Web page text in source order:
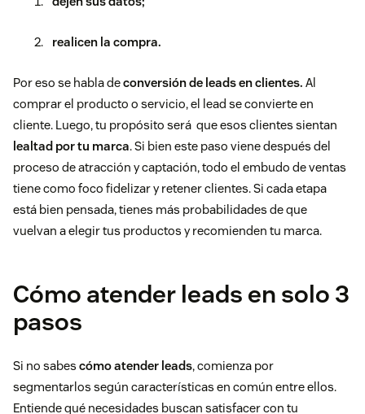
realicen la compra.
Por eso se habla deconversión de leads en clientes. Al
comprar el producto o servicio, el lead se convierte en
cliente. Luego, tu propósito será que esos clientes sientan
lealtad por tu marca. Si bien este paso viene después del
proceso de atracción y captación, todo el embudo de ventas
tiene como foco fidelizar y retener clientes. Si cada etapa
está bien pensada, tienes más probabilidades de que
vuelvan a elegir tus productos y recomienden tu marca.
Cómo atender leads en solo 3
pasos
Si no sabes cómo atender leads, comienza por
segmentarlos según características en común entre ellos.
Entiende qué necesidades buscan satisfacer con tu